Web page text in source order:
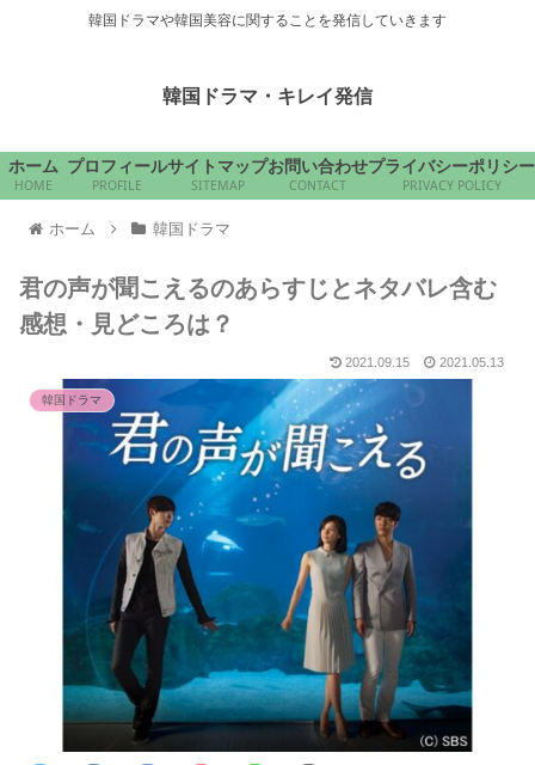
韓国ドラマや韓国美容に関することを発信していきます
韓国ドラマ・キレイ発信
ホーム
HOME
プロフィール
PROFILE
サイトマップ
SITEMAP
お問い合わせ
CONTACT
プライバシーポリシー
PRIVACY POLICY
ホーム 韓国ドラマ
君の声が聞こえるのあらすじとネタバレ含む
感想・見どころは？
2021.09.15 2021.05.13
韓国ドラマ